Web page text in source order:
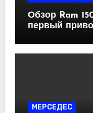
Обзор Ram
первый
МЕРСЕДЕС